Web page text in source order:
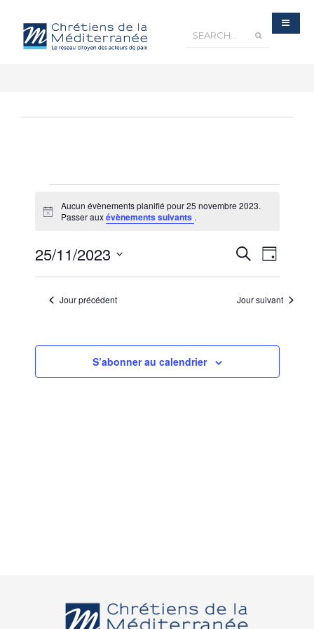
Notice
Aucun évènements planifié pour 25 novembre 2023.
Passer auxévènements suivants .
Recherche
et
navigation
Recherche
de
vues
Jour
25/11/2023
date. Jour précédent Jour suivant
S’abonner au calendrier